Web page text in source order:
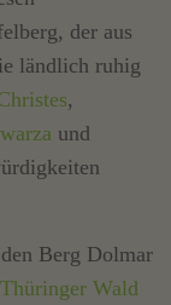
der aus
ländlich ruhig
,
und
Berg Dolmar
Thüringer Wald